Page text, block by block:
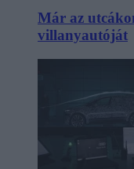
Már az
villanyautóját